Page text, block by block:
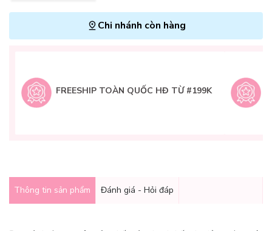
Chi nhánh còn hàng
FREESHIP TOÀN QUỐC HĐ TỪ #199K
Thông tin sản phẩm Đánh giá - Hỏi đáp